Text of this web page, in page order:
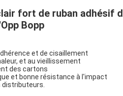
fort de ruban adhésif
Bopp
et de cisaillement
et au vieillissement
des cartons
et bonne résistance à l'impact
distributeurs.